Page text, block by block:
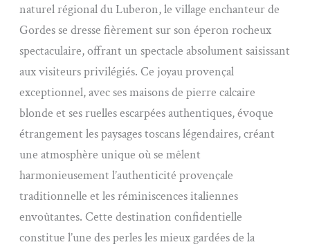
naturel régional du Luberon, le village enchanteur de
Gordes se dresse fièrement sur son éperon rocheux
spectaculaire, offrant un spectacle absolument saisissant
aux visiteurs privilégiés. Ce joyau provençal
exceptionnel, avec ses maisons de pierre calcaire
blonde et ses ruelles escarpées authentiques, évoque
étrangement les paysages toscans légendaires, créant
une atmosphère unique où se mêlent
harmonieusement l’authenticité provençale
traditionnelle et les réminiscences italiennes
envoûtantes. Cette destination confidentielle
constitue l’une des perles les mieux gardées de la